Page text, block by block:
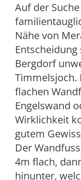
Auf der
Nähe von
Bergdorf
Timmelsjoch.
flachen
Engelswand
Wirklichkeit
gutem
Der
4m flach,
hinunter,